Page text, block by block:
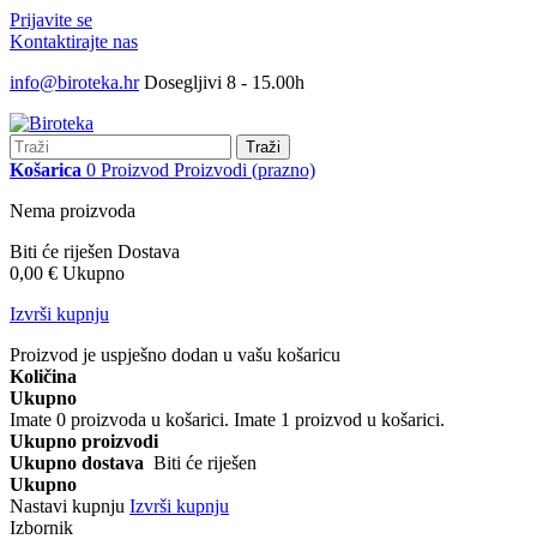
Prijavite se
Kontaktirajte nas
info@biroteka.hr Dosegljivi 8 - 15.00h
Traži
Košarica 0 Proizvod Proizvodi (prazno)
Nema proizvoda
Biti će riješen Dostava
0,00 € Ukupno
Izvrši kupnju
Proizvod je uspješno dodan u vašu košaricu
Količina
Ukupno
Imate 0 proizvoda u košarici. Imate 1 proizvod u košarici.
Ukupno proizvodi
Ukupno dostava Biti će riješen
Ukupno
Nastavi kupnju Izvrši kupnju
Izbornik